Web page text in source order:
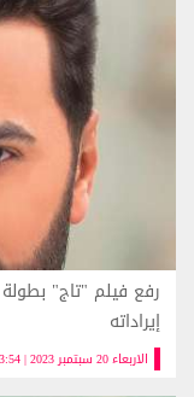
الاربعاء 20 سبتمبر 2023 | 03:54 مساءً
رفع فيلم "تاج"
إيراداته